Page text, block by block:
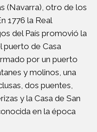
(Navarra), otro de los
1776 la Real
del País promovió la
puerto de Casa
por un puerto
y molinos, una
dos puentes,
y la Casa de San
en la época